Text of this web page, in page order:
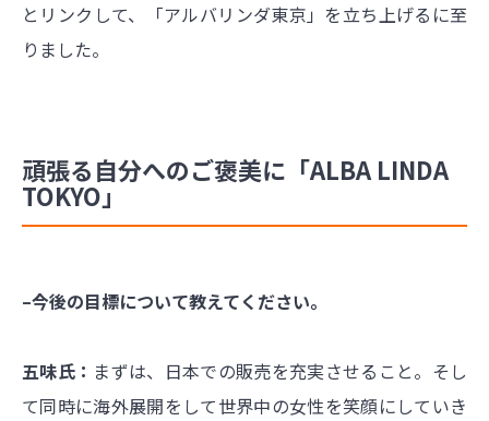
とリンクして、「アルバリンダ東京」を立ち上げるに至
りました。
頑張る自分へのご褒美に「ALBA LINDA
TOKYO」
–今後の目標について教えてください。
五味氏： まずは、日本での販売を充実させること。そし
て同時に海外展開をして世界中の女性を笑顔にしていき